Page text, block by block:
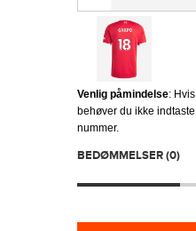
Venlig påmindelse:
behøver du ikke
nummer.
BEDØMMELSER (0)